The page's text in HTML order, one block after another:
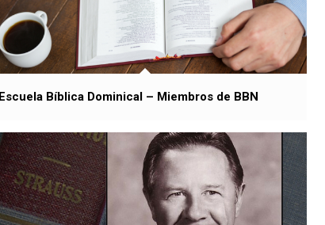
Escuela Bíblica Dominical – Miembros de BBN